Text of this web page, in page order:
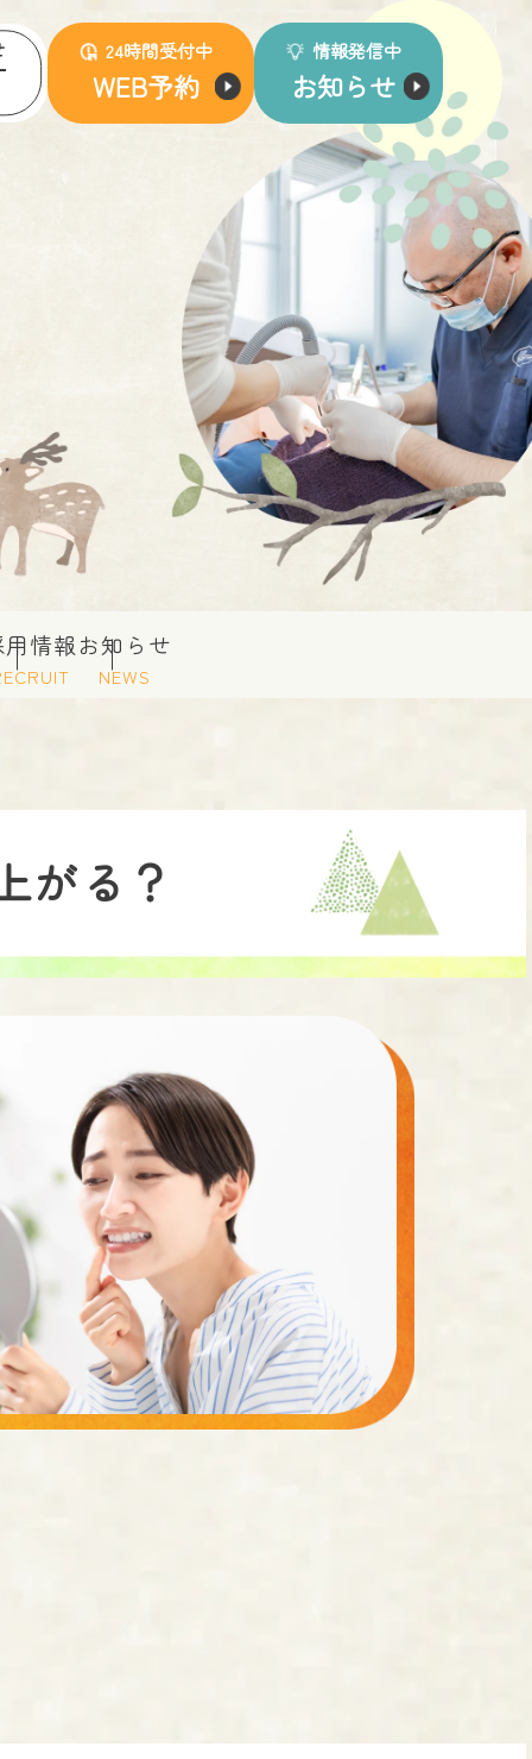
24時間受付中
WEB予約
情報発信中
お知らせ
情報お知らせ
NEWS
がる？